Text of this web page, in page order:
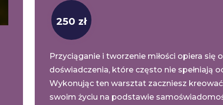
250 zł
Przyciąganie i tworzenie miłości opiera się
doświadczenia, które często nie spełniają
Wykonując ten warsztat zaczniesz kreować
swoim życiu na podstawie